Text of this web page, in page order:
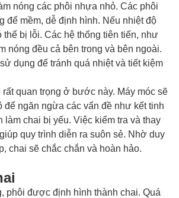
nóng các phôi nhựa nhỏ. Các phôi
để mềm, dễ định hình. Nếu nhiệt độ
thể bị lỗi. Các hệ thống tiên tiến, như
nóng đều cả bên trong và bên ngoài.
dụng để tránh quá nhiệt và tiết kiệm
rất quan trọng ở bước này. Máy móc sẽ
để ngăn ngừa các vấn đề như kết tinh
làm chai bị yếu. Việc kiểm tra và thay
quy trình diễn ra suôn sẻ. Nhờ duy
chai sẽ chắc chắn và hoàn hảo.
phôi được định hình thành chai. Quá